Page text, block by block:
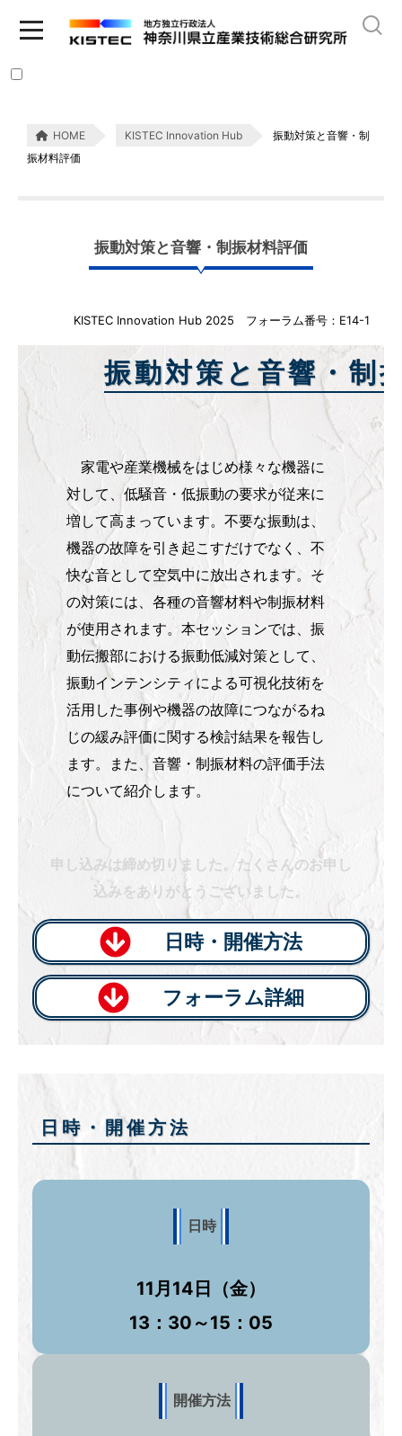
HOME KISTEC Innovation Hub
振動対策と音響・制
振材料評価
振動対策と音響・制振材料評価
KISTEC Innovation Hub 2025 フォーラム番号：E14-1
振動対策と音響・制
家電や産業機械をはじめ様々な機器に
対して、低騒音・低振動の要求が従来に
増して高まっています。不要な振動は、
機器の故障を引き起こすだけでなく、不
快な音として空気中に放出されます。そ
の対策には、各種の音響材料や制振材料
が使用されます。本セッションでは、振
動伝搬部における振動低減対策として、
振動インテンシティによる可視化技術を
活用した事例や機器の故障につながるね
じの緩み評価に関する検討結果を報告し
ます。また、音響・制振材料の評価手法
について紹介します。
申し込みは締め切りました。たくさんのお申し
込みをありがとうございました。
日時・開催方法
フォーラム詳細
日時・開催方法
日時
11月14日（金）
13：30～15：05
開催方法